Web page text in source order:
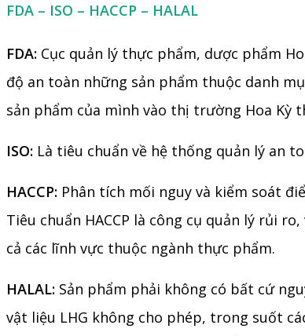
FDA – ISO – HACCP – HALAL
FDA: Cục quản lý thực phẩm, dược phẩm
độ an toàn những sản phẩm thuộc danh
sản phẩm của mình vào thị trường Hoa Kỳ
ISO: Là tiêu chuẩn về hệ thống quản lý an
HACCP: Phân tích mối nguy và kiểm soát
Tiêu chuẩn HACCP là công cụ quản lý rủi
cả các lĩnh vực thuộc ngành thực phẩm.
HALAL: Sản phẩm phải không có bất cứ
vật liệu LHG không cho phép, trong suốt